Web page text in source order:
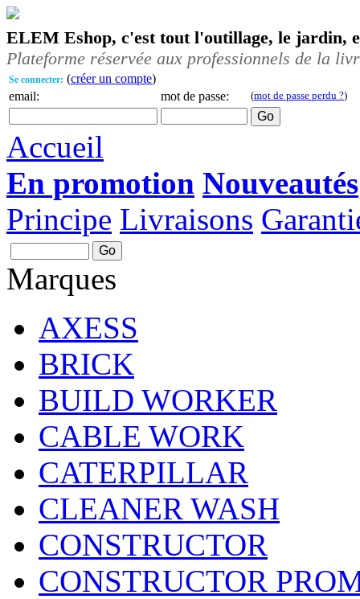
ELEM Eshop, c'est tout l'outillage, le jardin,
Plateforme réservée aux professionnels de la
Se connecter: (créer un compte)
email:
mot de passe: (mot de passe perdu ?)
Accueil
En promotion Nouveautés
Principe Livraisons
Marques
AXESS
BRICK
BUILD WORKER
CABLE WORK
CATERPILLAR
CLEANER WASH
CONSTRUCTOR
CONSTRUCTOR